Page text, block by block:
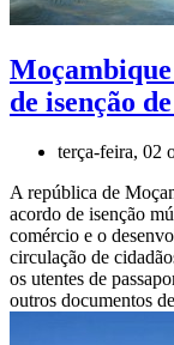
Moçambique
de isenção
terça-feira, 02
A república de
acordo de isenção
comércio e o
circulação de
os utentes de
outros documentos